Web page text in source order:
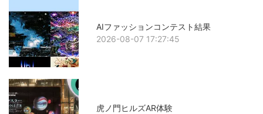
AIファッションコンテスト結果
2026-08-07 17:27:45
虎ノ門ヒルズAR体験